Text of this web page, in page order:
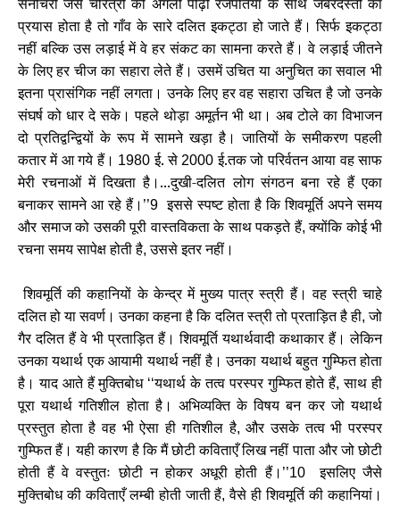
प्रयास होता है तो गाँव के सारे दलित इकट्ठा हो जाते हैं। सिर्फ इकट्ठा
नहीं बल्कि उस लड़ाई में वे हर संकट का सामना करते हैं। वे लड़ाई जीतने
के लिए हर चीज का सहारा लेते हैं। उसमें उचित या अनुचित का सवाल भी
इतना प्रासंगिक नहीं लगता। उनके लिए हर वह सहारा उचित है जो उनके
संघर्ष को धार दे सके। पहले थोड़ा अमूर्तन भी था। अब टोले का विभाजन
दो प्रतिद्वन्द्वियों के रूप में सामने खड़ा है। जातियों के समीकरण पहली
कतार में आ गये हैं। 1980 ई. से2000 ई.तक जो परिर्वतन आया वह साफ
मेरी रचनाओं में दिखता है।...दुखी-दलित लोग संगठन बना रहे हैं एका
बनाकर सामने आ रहे हैं। ’’9 इससे स्पष्ट होता है कि शिवमूर्ति अपने समय
और समाज को उसकी पूरी वास्तविकता के साथ पकड़ते हैं,क्योंकि कोई भी
रचना समय सापेक्ष होती है,उससे इतर नहीं।
शिवमूर्ति की कहानियों के केन्द्र में मुख्य पात्र स्त्री हैं। वह स्त्री चाहे
दलित हो या सवर्ण। उनका कहना है कि दलित स्त्री तो प्रताड़ित है ही,जो
गैर दलित हैं वे भी प्रताड़ित हैं। शिवमूर्ति यथार्थवादी कथाकार हैं। लेकिन
उनका यथार्थ एक आयामी यथार्थ नहीं है। उनका यथार्थ बहुत गुम्फित होता
है। याद आते हैं मुक्तिबोध ‘‘यथार्थ के तत्व परस्पर गुम्फित होते हैं,साथ ही
पूरा यथार्थ गतिशील होता है। अभिव्यक्ति के विषय बन कर जो यथार्थ
प्रस्तुत होता है वह भी ऐसा ही गतिशील है,और उसके तत्व भी परस्पर
गुम्फित हैं। यही कारण है कि मैं छोटी कविताएँ लिख नहीं पाता और जो छोटी
होती हैं वे वस्तुतः छोटी न होकर अधूरी होती हैं। ’’10इसलिए जैसे
मुक्तिबोध की कविताएँ लम्बी होती जाती हैं,वैसे ही शिवमूर्ति की कहानियां।